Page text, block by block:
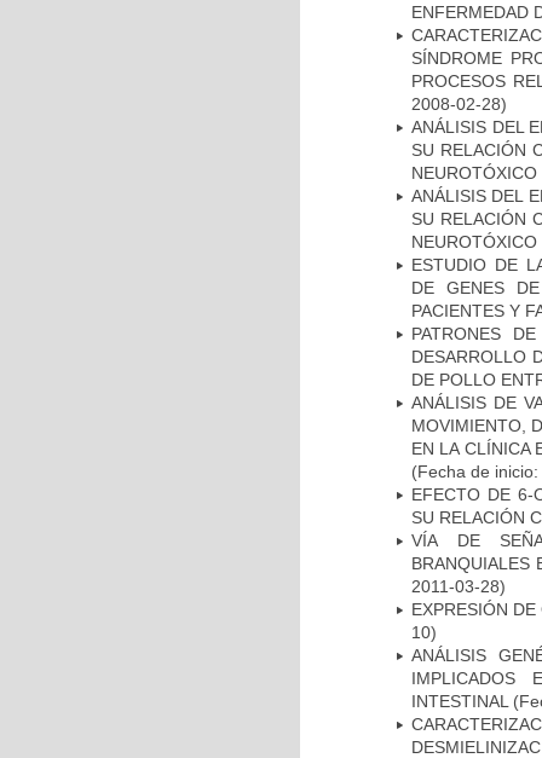
ENFERMEDAD
SÍNDROME
PROCESOS
2008-02-28)
ANÁLISIS DEL
SU RELACIÓN
NEUROTÓXICO
ANÁLISIS DEL
SU RELACIÓN
NEUROTÓXICO
ESTUDIO DE
DE GENES
PACIENTES Y
PATRONES
DESARROLLO
DE POLLO
ANÁLISIS DE
MOVIMIENTO,
EN LA CLÍNICA
(Fecha de
EFECTO DE 6-
SU RELACIÓN
VÍA DE
BRANQUIALES
2011-03-28)
EXPRESIÓN
10)
ANÁLISIS
IMPLICADOS
INTESTINAL